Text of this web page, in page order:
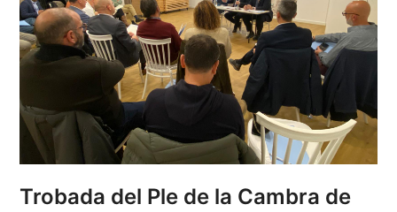
Trobada del Ple de la Cambra de